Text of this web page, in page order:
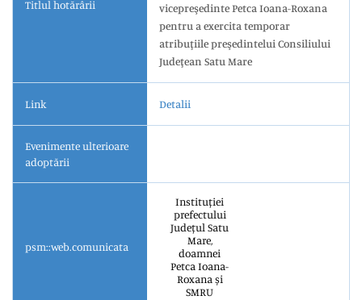
Titlul hotărârii
vicepreşedinte Petca Ioana-Roxana
pentru a exercita temporar
atribuţiile preşedintelui Consiliului
Judeţean Satu Mare
Link Detalii
Evenimente ulterioare
adoptării
psm::web.comunicata
Instituției
prefectului
Județul Satu
Mare,
doamnei
Petca Ioana-
Roxana și
SMRU